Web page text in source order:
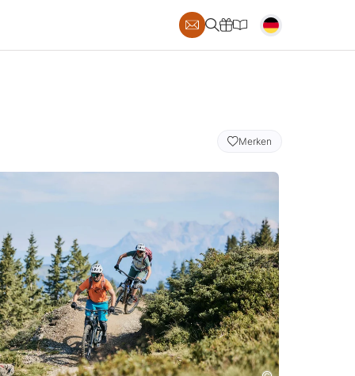
Merken